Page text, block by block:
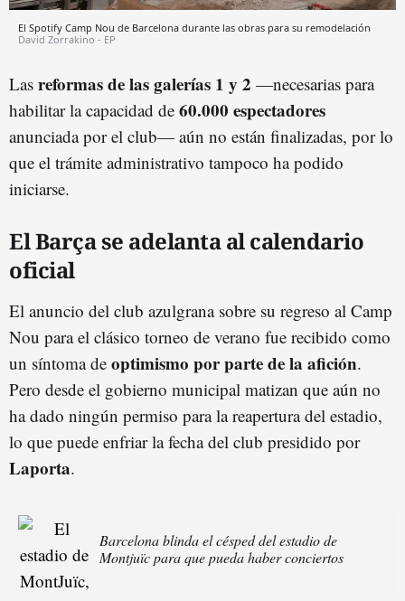
El Spotify Camp Nou de Barcelona durante las obras para su remodelación
David Zorrakino - EP
Las reformas de las galerías 1 y 2 —necesarias para
habilitar la capacidad de 60.000 espectadores
anunciada por el club— aún no están finalizadas, por lo
que el trámite administrativo tampoco ha podido
iniciarse.
El Barça se adelanta al calendario
oficial
El anuncio del club azulgrana sobre su regreso al Camp
Nou para el clásico torneo de verano fue recibido como
un síntoma de optimismo por parte de la afición.
Pero desde el gobierno municipal matizan que aún no
ha dado ningún permiso para la reapertura del estadio,
lo que puede enfriar la fecha del club presidido por
Laporta.
Barcelona blinda el césped del estadio de
Montjuïc para que pueda haber conciertos